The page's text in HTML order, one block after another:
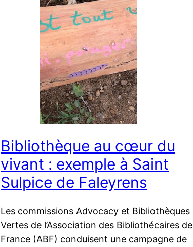
Bibliothèque au cœur du
vivant : exemple à Saint
Sulpice de Faleyrens
Les commissions Advocacy et Bibliothèques
Vertes de l’Association des Bibliothécaires de
France (ABF) conduisent une campagne de